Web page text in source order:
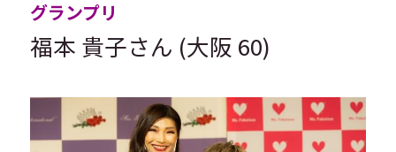
グランプリ
福本 貴子さん (大阪 60)